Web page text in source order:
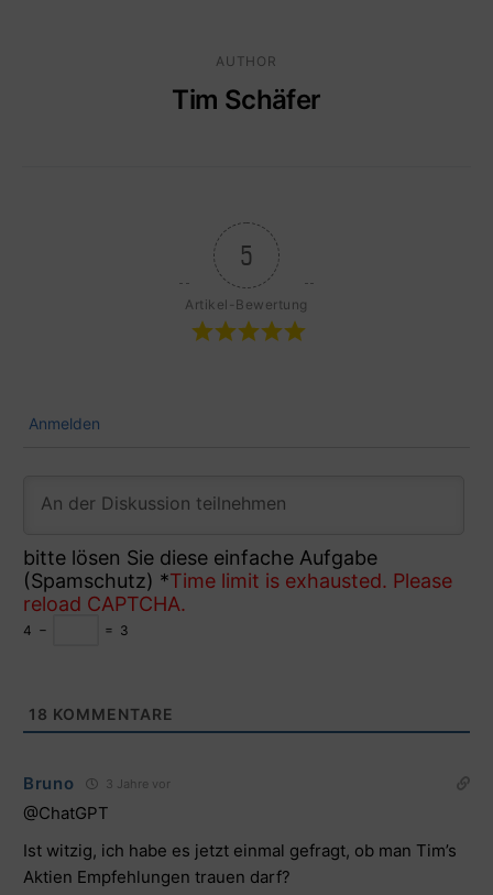
AUTHOR
Tim Schäfer
5
Artikel-Bewertung
Anmelden
bitte lösen Sie diese einfache Aufgabe
(Spamschutz) *Time limit is exhausted. Please
reload CAPTCHA.
4 − = 3
18 KOMMENTARE
Bruno 3 Jahre vor
@ChatGPT
Ist witzig, ich habe es jetzt einmal gefragt, ob man Tim’s
Aktien Empfehlungen trauen darf?